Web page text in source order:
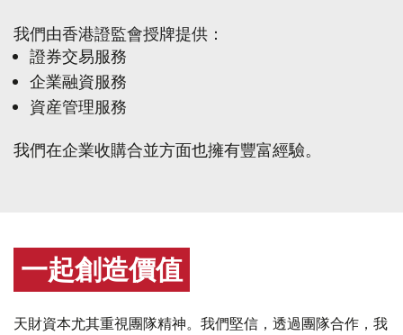
我們由香港證監會授牌提供：
證券交易服務
企業融資服務
資産管理服務
我們在企業收購合並方面也擁有豐富經驗。
一起創造價值
天財資本尤其重視團隊精神。我們堅信，透過團隊合作，我